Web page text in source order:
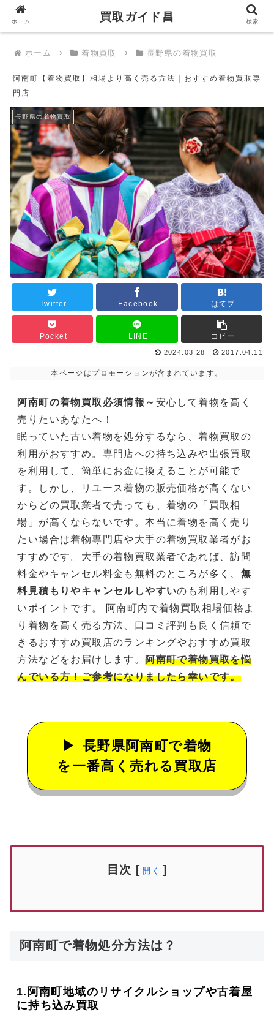
買取ガイド昌
ホーム 着物買取 長野県の着物買取
阿南町【着物買取】相場より高く売る方法｜おすすめ着物買取専
門店
長野県の着物買取
Twitter Facebook はてブ
Pocket LINE コピー
2024.03.28 2017.04.11
本ページはプロモーションが含まれています。
阿南町の着物買取必須情報～ 安心して着物を高く
売りたいあなたへ！
眠っていた古い着物を処分するなら、着物買取の
利用がおすすめ。専門店への持ち込みや出張買取
を利用して、簡単にお金に換えることが可能で
す。しかし、リユース着物の販売価格が高くない
からどの買取業者で売っても、着物の「買取相
場」が高くならないです。本当に着物を高く売り
たい場合は着物専門店や大手の着物買取業者がお
すすめです。大手の着物買取業者であれば、訪問
料金やキャンセル料金も無料のところが多く、 無
料見積もりやキャンセルしやすいのも利用しやす
いポイントです。 阿南町内で着物買取相場価格よ
り着物を高く売る方法、口コミ評判も良く信頼で
きるおすすめ買取店のランキングやおすすめ買取
方法などをお届けします。阿南町で着物買取を悩
んでいる方！ご参考になりましたら幸いです。
長野県阿南町で着物
を一番高く売れる買取店
目次 [ 開く ]
阿南町で着物処分方法は？
1. 阿南町地域のリサイクルショップや古着屋
に持ち込み買取
ホーム 買取ガイド昌 検索